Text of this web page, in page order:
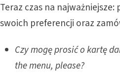
Teraz czas na
swoich preferencji oraz
Czy mogę prosić o kartę
the menu, please?